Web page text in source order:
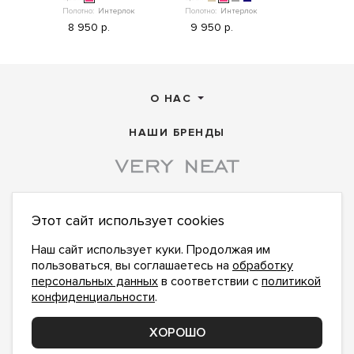
Полотно: Интерлок
8 950 р.
Полотно: Интерлок
9 950 р.
О НАС
НАШИ БРЕНДЫ
ПОДПИСАТЬСЯ НА НОВОСТИ:
Даю согласие на обработку персональных данных,
сполитикой конфиденциальностиознакомлен и
принимаю
office@veryneat.ru
Этот сайт использует cookies
Наш сайт использует куки. Продолжая им
пользоваться, вы соглашаетесь на обработку
персональных данных в соответствии с политикой
конфиденциальности.
ХОРОШО